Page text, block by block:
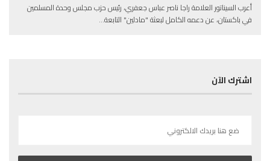
أعرب السيناتور العلامة راجا ناصر عباس جعفري، رئيس حزب مجلس وحدة المسلمين
في باكستان، عن دعمه الكامل لبعثة "مادلين" التابعة…
اشترك الآن